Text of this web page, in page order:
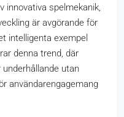
spelmekanik,
är avgörande för
intelligenta exempel
denna trend, där
utan
användarengagemang